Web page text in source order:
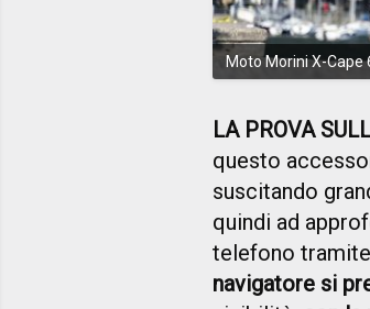
Moto Morini X-Cape
LA PROVA
questo
suscitando
quindi ad
telefono
navigatore si